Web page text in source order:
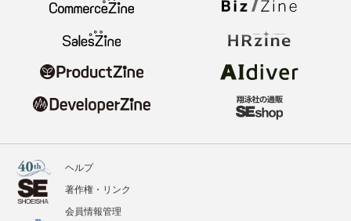
ヘルプ
著作権・リンク
会員情報管理